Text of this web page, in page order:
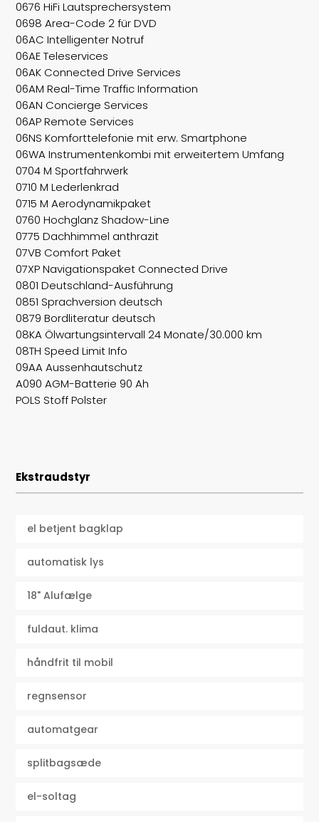
0676 HiFi Lautsprechersystem
0698 Area-Code 2 für DVD
06AC Intelligenter Notruf
06AE Teleservices
06AK Connected Drive Services
06AM Real-Time Traffic Information
06AN Concierge Services
06AP Remote Services
06NS Komforttelefonie mit erw. Smartphone
06WA Instrumentenkombi mit erweitertem Umfang
0704 M Sportfahrwerk
0710 M Lederlenkrad
0715 M Aerodynamikpaket
0760 Hochglanz Shadow-Line
0775 Dachhimmel anthrazit
07VB Comfort Paket
07XP Navigationspaket Connected Drive
0801 Deutschland-Ausführung
0851 Sprachversion deutsch
0879 Bordliteratur deutsch
08KA Ölwartungsintervall 24 Monate/30.000 km
08TH Speed Limit Info
09AA Aussenhautschutz
A090 AGM-Batterie 90 Ah
POLS Stoff Polster
Ekstraudstyr
el betjent bagklap
automatisk lys
18" Alufælge
fuldaut. klima
håndfrit til mobil
regnsensor
automatgear
splitbagsæde
el-soltag